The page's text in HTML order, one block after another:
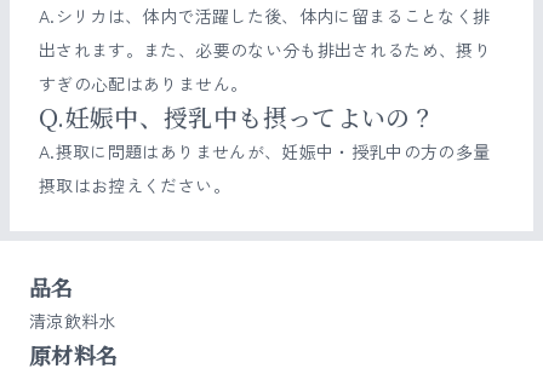
A.シリカは、体内で活躍した後、体内に留まることなく排
出されます。また、必要のない分も排出されるため、摂り
すぎの心配はありません。
Q.妊娠中、授乳中も摂ってよいの？
A.摂取に問題はありませんが、妊娠中・授乳中の方の多量
摂取はお控えください。
品名
清涼飲料水
原材料名